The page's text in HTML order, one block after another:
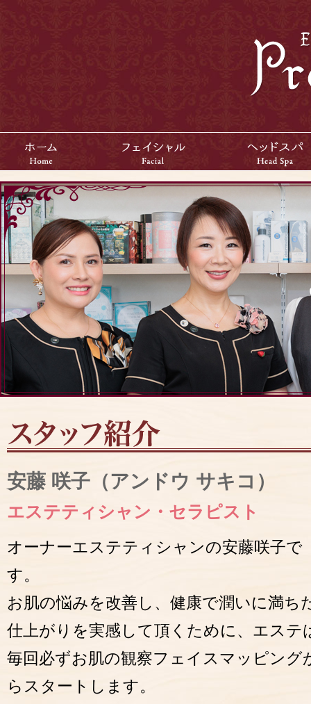
安藤 咲子（アンドウ サキコ）
エステティシャン・セラピスト
オーナーエステティシャンの安藤咲子で
す。
お肌の悩みを改善し、健康で潤いに満ち
仕上がりを実感して頂くために、エステ
毎回必ずお肌の観察フェイスマッピング
らスタートします。